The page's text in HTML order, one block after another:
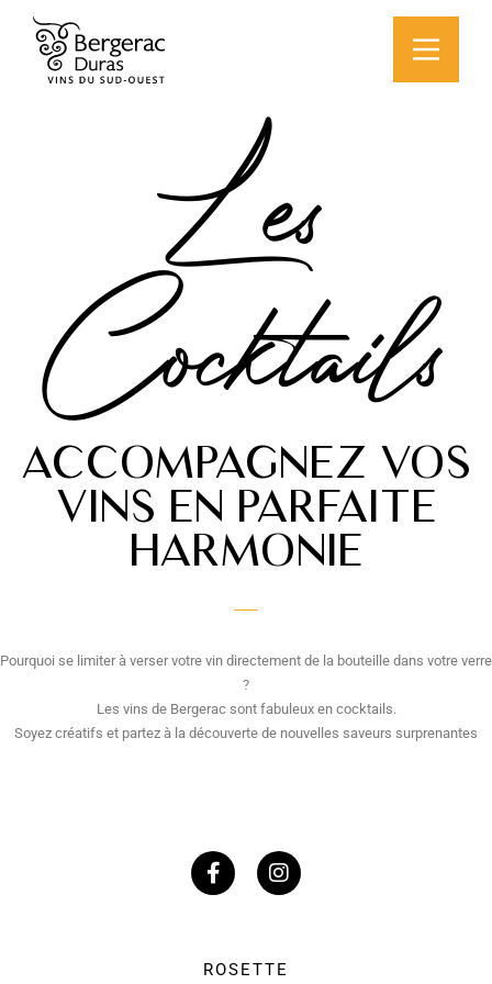
Les
Cocktails
ACCOMPAGNEZ VOS
VINS EN PARFAITE
HARMONIE
Pourquoi se limiter à verser votre vin directement de la bouteille dans votre verre
?
Les vins de Bergerac sont fabuleux en cocktails.
Soyez créatifs et partez à la découverte de nouvelles saveurs surprenantes
ROSETTE